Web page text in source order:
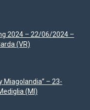
2024 – 22/06/2024 –
(VR)
Miagolandia” – 23-
(MI)